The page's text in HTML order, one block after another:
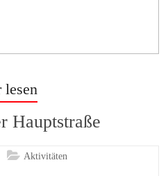
lesen
Hauptstraße
Aktivitäten